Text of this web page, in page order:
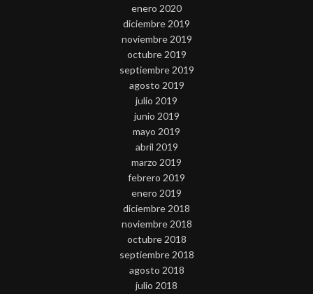
enero 2020
diciembre 2019
noviembre 2019
octubre 2019
septiembre 2019
agosto 2019
julio 2019
junio 2019
mayo 2019
abril 2019
marzo 2019
febrero 2019
enero 2019
diciembre 2018
noviembre 2018
octubre 2018
septiembre 2018
agosto 2018
julio 2018